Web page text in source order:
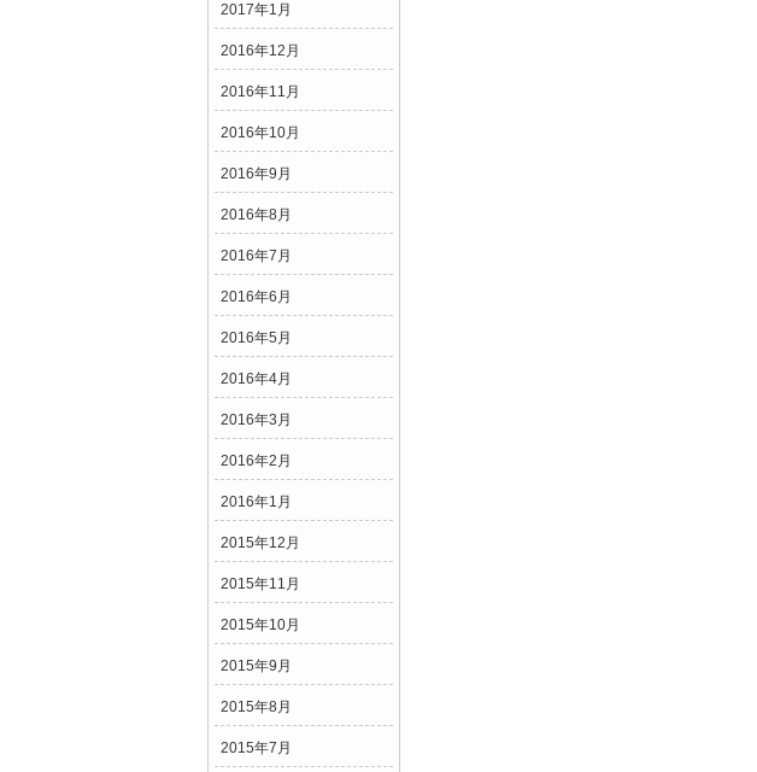
2017年1月
2016年12月
2016年11月
2016年10月
2016年9月
2016年8月
2016年7月
2016年6月
2016年5月
2016年4月
2016年3月
2016年2月
2016年1月
2015年12月
2015年11月
2015年10月
2015年9月
2015年8月
2015年7月